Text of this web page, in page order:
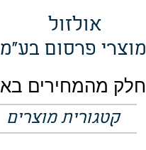
אולזול
מוצרי פרסום בע"מ
קטגורית מוצרים